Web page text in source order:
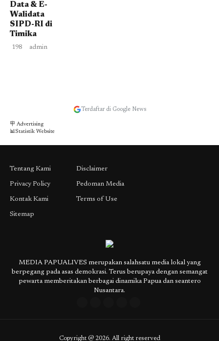
Data & E-
Walidata
SIPD-RI di
Timika
198 admin
Terdaftar di Google News
🪧 Advertising
📊Statistik Website
Tentang Kami
Privacy Policy
Kontak Kami
Sitemap
Disclaimer
Pedoman Media
Terms of Use
MEDIA PAPUALIVES merupakan salahsatu media lokal yang
berpegang pada asas demokrasi. Terus berupaya dengan semangat
pewarta memberitakan berbagai dinamika Papua dan seantero
Nusantara.
Copyright @ 2026. All right reserved